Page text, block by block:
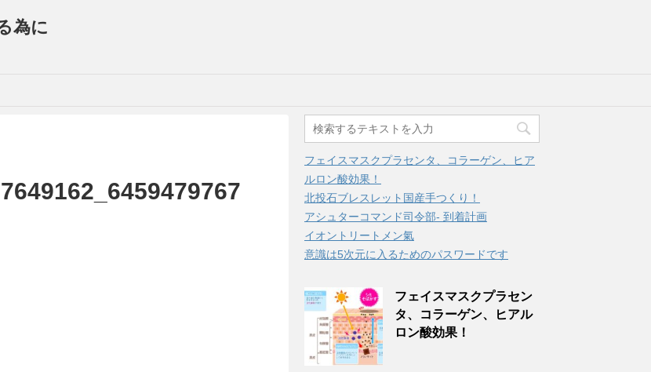
為に
フェイスマスクプラセンタ、コラーゲン、ヒア
ルロン酸効果！
北投石ブレスレット国産手つくり！
アシュターコマンド司令部- 到着計画
イオントリートメン氣
意識は5次元に入るためのパスワードです
フェイスマスクプラセン
タ、コラーゲン、ヒアル
ロン酸効果！